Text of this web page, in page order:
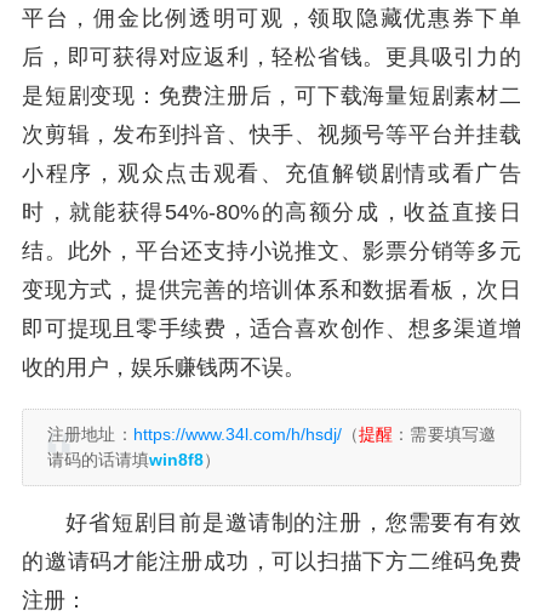
平台，佣金比例透明可观，领取隐藏优惠券下单
后，即可获得对应返利，轻松省钱。更具吸引力的
是短剧变现：免费注册后，可下载海量短剧素材二
次剪辑，发布到抖音、快手、视频号等平台并挂载
小程序，观众点击观看、充值解锁剧情或看广告
时，就能获得54%-80%的高额分成，收益直接日
结。此外，平台还支持小说推文、影票分销等多元
变现方式，提供完善的培训体系和数据看板，次日
即可提现且零手续费，适合喜欢创作、想多渠道增
收的用户，娱乐赚钱两不误。
注册地址： https://www.34l.com/h/hsdj/（提醒 ：需要填写邀
请码的话请填win8f8）
好省短剧目前是邀请制的注册，您需要有有效
的邀请码才能注册成功，可以扫描下方二维码免费
注册：